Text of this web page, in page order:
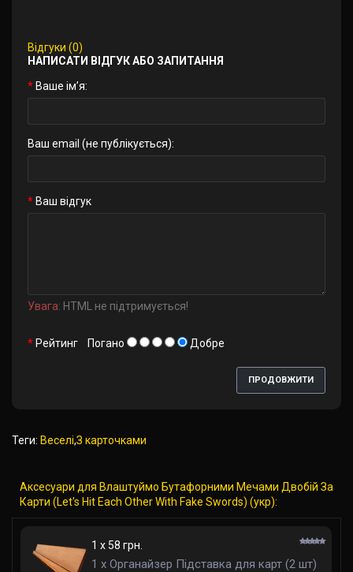
Відгуки (0)
НАПИСАТИ ВІДГУК АБО ЗАПИТАННЯ
Ваше ім’я:
Ваш email (не публікується):
Ваш відгук
Увага: HTML не підтримується!
Рейтинг Погано Добре
ПРОДОВЖИТИ
Теги: Веселі,З карточками
Аксесуари для Влаштуймо Бутафорними Мечами Двобій За
Карти (Let's Hit Each Other With Fake Swords) (укр):
1 x 58 грн.
1 x Органайзер Підставка для карт (2 шт)